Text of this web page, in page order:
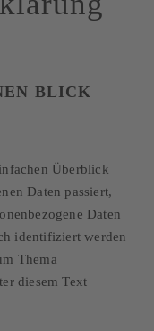
BLICK
Überblick
Daten passiert,
Daten
identifiziert werden
Thema
diesem Text